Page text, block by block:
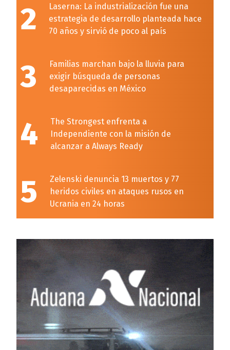
2
Laserna: La industrialización fue una
estrategia de desarrollo planteada hace
70 años y sirvió de poco al país
3
Familias marchan bajo la lluvia para
exigir búsqueda de personas
desaparecidas en México
4
The Strongest enfrenta a
Independiente con la misión de
alcanzar a Always Ready
5
Zelenski denuncia 13 muertos y 77
heridos civiles en ataques rusos en
Ucrania en 24 horas